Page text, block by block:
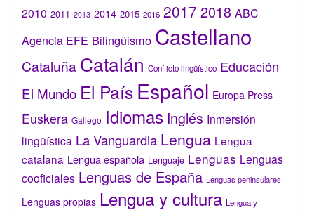
2010 2011 2013 2014 2015 2016 2017 2018 ABC
Agencia EFE Bilingüismo Castellano
Cataluña Catalán Conflicto lingüístico Educación
El Mundo El País Español Europa Press
Euskera Gallego Idiomas Inglés Inmersión
lingüística La Vanguardia Lengua Lengua
catalana Lengua española Lenguaje Lenguas Lenguas
cooficiales Lenguas de España Lenguas peninsulares
Lenguas propias Lengua y cultura Lengua y